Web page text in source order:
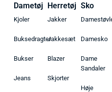
Dametøj
Kjoler
Buksedragter
Bukser
Jeans
Herretøj
Jakker
Jakkesæt
Blazer
Skjorter
Sko
Damesko
Dame
Sandaler
Høje